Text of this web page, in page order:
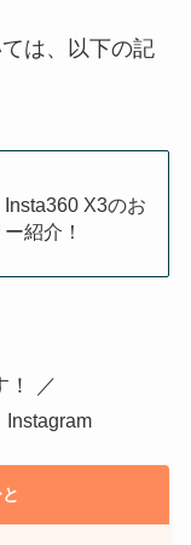
は、以下の記
X3のお
紹介！
！ ／
Instagram